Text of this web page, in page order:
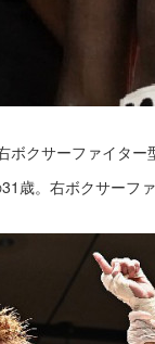
クサーファイタ
歳。右ボクサーフ